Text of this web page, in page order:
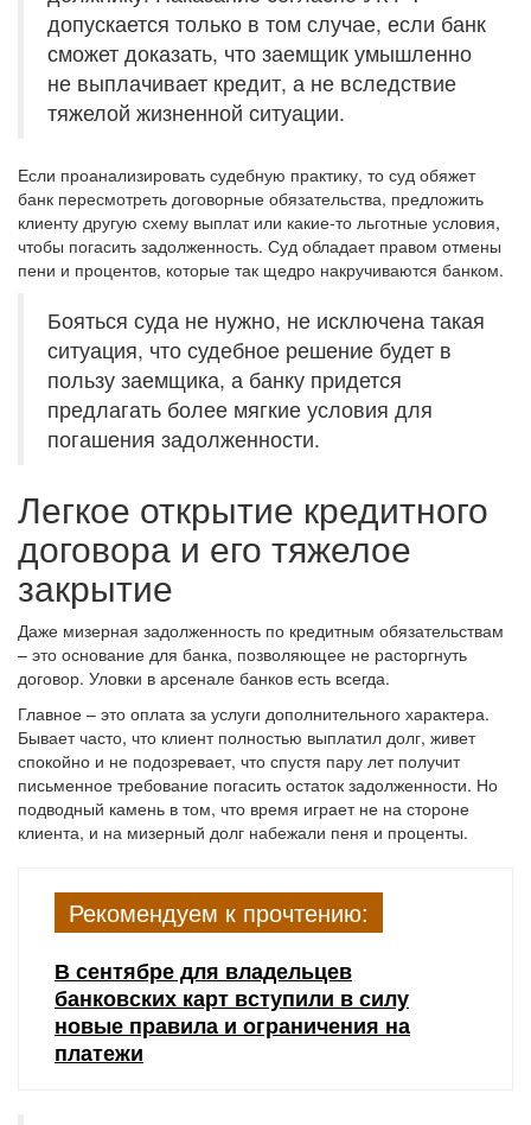
допускается только в том случае, если банк
сможет доказать, что заемщик умышленно
не выплачивает кредит, а не вследствие
тяжелой жизненной ситуации.
Если проанализировать судебную практику, то суд обяжет
банк пересмотреть договорные обязательства, предложить
клиенту другую схему выплат или какие-то льготные условия,
чтобы погасить задолженность. Суд обладает правом отмены
пени и процентов, которые так щедро накручиваются банком.
Бояться суда не нужно, не исключена такая
ситуация, что судебное решение будет в
пользу заемщика, а банку придется
предлагать более мягкие условия для
погашения задолженности.
Легкое открытие кредитного
договора и его тяжелое
закрытие
Даже мизерная задолженность по кредитным обязательствам
– это основание для банка, позволяющее не расторгнуть
договор. Уловки в арсенале банков есть всегда.
Главное – это оплата за услуги дополнительного характера.
Бывает часто, что клиент полностью выплатил долг, живет
спокойно и не подозревает, что спустя пару лет получит
письменное требование погасить остаток задолженности. Но
подводный камень в том, что время играет не на стороне
клиента, и на мизерный долг набежали пеня и проценты.
Рекомендуем к прочтению:
В сентябре для владельцев
банковских карт вступили в силу
новые правила и ограничения на
платежи